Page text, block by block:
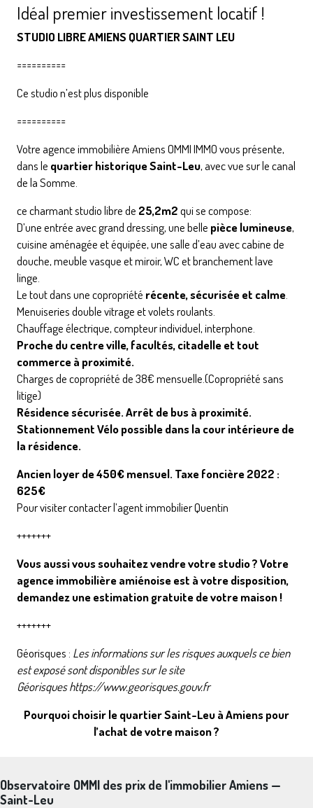
Idéal premier investissement locatif !
STUDIO LIBRE AMIENS QUARTIER SAINT LEU
==========
Ce studio n’est plus disponible
==========
Votre agence immobilière Amiens OMMI IMMO vous présente,
dans le quartier historique Saint-Leu, avec vue sur le canal
de la Somme.
ce charmant studio libre de 25,2m2qui se compose:
D’une entrée avec grand dressing, une belle pièce lumineuse,
cuisine aménagée et équipée, une salle d’eau avec cabine de
douche, meuble vasque et miroir, WC et branchement lave
linge.
Le tout dans une copropriété récente, sécurisée et calme
Menuiseries double vitrage et volets roulants.
Chauffage électrique, compteur individuel, interphone.
Proche du centre ville, facultés, citadelle et tout
commerce à proximité.
Charges de copropriété de 38€ mensuelle.(Copropriété sans
litige)
Résidence sécurisée. Arrêt de bus à proximité.
Stationnement Vélo possible dans la cour intérieure de
la résidence.
Ancien loyer de 450€ mensuel. Taxe foncière 2022 :
625€
Pour visiter contacter l’agent immobilier Quentin
+++++++
Vous aussi vous souhaitez vendre votre studio ? Votre
agence immobilière amiénoise est à votre disposition,
demandez une estimation gratuite de votre maison!
+++++++
Géorisques : Les informations sur les risques auxquels ce bien
est exposé sont disponibles sur le site
Géorisqueshttps://www.georisques.gouv.fr
Pourquoi choisir le quartier Saint-Leu à Amiens pour
l’achat de votre maison ?
Observatoire OMMI des prix de l'immobilier Amiens —
Saint-Leu